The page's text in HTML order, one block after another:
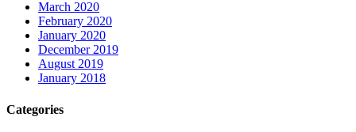
March 2020
February 2020
January 2020
December 2019
August 2019
January 2018
Categories